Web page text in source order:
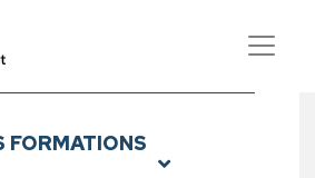
du Crédit et
FORMATIONS